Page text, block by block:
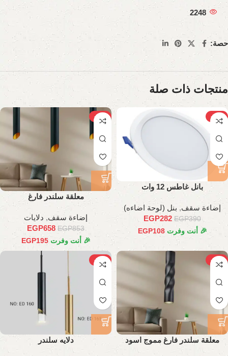
2248
حصة:
منتجات ذات صلة
-28%
بانل غاطس 12 وات
إضاءة سقف, بنل (لوحة اضاءه)
EGP390
EGP282
🎉 أنت وفرت EGP108
-23%
معلقة سلندر فارغ
إضاءة سقف, دلايات
EGP853
EGP658
🎉 أنت وفرت EGP195
-21%
معلقة سلندر فارغ مموج اسود
-20%
دلايه سلندر